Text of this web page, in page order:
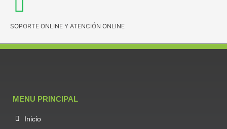
SOPORTE ONLINE Y ATENCIÓN ONLINE
MENU PRINCIPAL
Inicio